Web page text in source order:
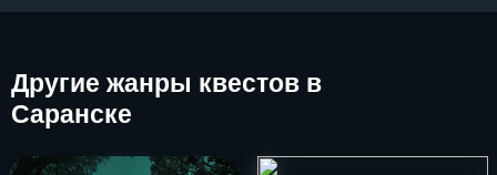
Другие жанры квестов в
Саранске